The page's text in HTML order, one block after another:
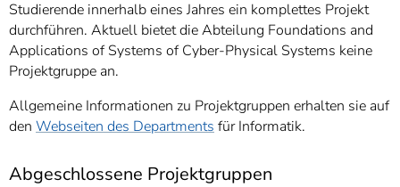
7]
Informationen zur
Barrierefreiheit
Studierende innerhalb eines Jahres ein komplettes Projekt
durchführen. Aktuell bietet die Abteilung Foundations and
Applications of Systems of Cyber-Physical Systems keine
Projektgruppe an.
Allgemeine Informationen zu Projektgruppen erhalten sie auf
den Webseiten des Departments für Informatik.
Abgeschlossene Projektgruppen